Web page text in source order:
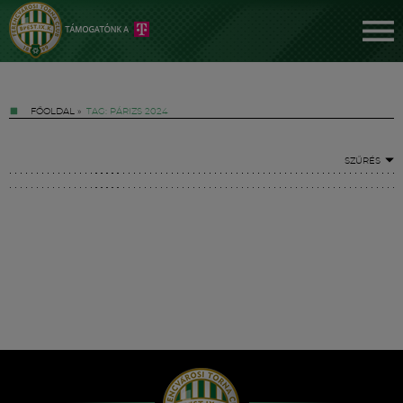
FŐOLDAL » TAG: PÁRIZS 2024
SZŰRÉS
Hírek